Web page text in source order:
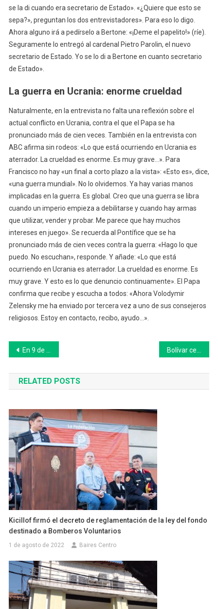
se la di cuando era secretario de Estado». «¿Quiere que esto se
sepa?», preguntan los dos entrevistadores». Para eso lo digo.
Ahora alguno irá a pedírselo a Bertone: «¡Deme el papelito!» (ríe).
Seguramente lo entregó al cardenal Pietro Parolin, el nuevo
secretario de Estado. Yo se lo di a Bertone en cuanto secretario
de Estado».
La guerra en Ucrania: enorme crueldad
Naturalmente, en la entrevista no falta una reflexión sobre el
actual conflicto en Ucrania, contra el que el Papa se ha
pronunciado más de cien veces. También en la entrevista con
ABC afirma sin rodeos: «Lo que está ocurriendo en Ucrania es
aterrador. La crueldad es enorme. Es muy grave…». Para
Francisco no hay «un final a corto plazo a la vista»: «Esto es», dice,
«una guerra mundial». No lo olvidemos. Ya hay varias manos
implicadas en la guerra. Es global. Creo que una guerra se libra
cuando un imperio empieza a debilitarse y cuando hay armas
que utilizar, vender y probar. Me parece que hay muchos
intereses en juego». Se recuerda al Pontífice que se ha
pronunciado más de cien veces contra la guerra: «Hago lo que
puedo. No escuchan», responde. Y añade: «Lo que está
ocurriendo en Ucrania es aterrador. La crueldad es enorme. Es
muy grave. Y esto es lo que denuncio continuamente». El Papa
confirma que recibe y escucha a todos: «Ahora Volodymir
Zelensky me ha enviado por tercera vez a uno de sus consejeros
religiosos. Estoy en contacto, recibo, ayudo…».
Navegación
de
entradas
En 9 de Julio, 75 empleados municipales recibieron su nombramiento
RELATED POSTS
Kicillof firmó el decreto de reglamentación de la ley del fondo
destinado a Bomberos Voluntarios
1 de agosto de 2022 Baires Centro